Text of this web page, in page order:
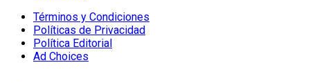
Términos y Condiciones
Políticas de Privacidad
Política Editorial
Ad Choices